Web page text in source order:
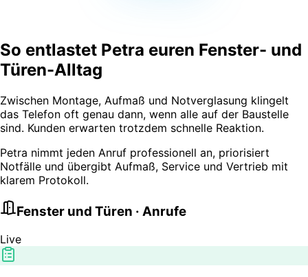
So entlastet Petra euren Fenster- und
Türen-Alltag
Zwischen Montage, Aufmaß und Notverglasung klingelt
das Telefon oft genau dann, wenn alle auf der Baustelle
sind. Kunden erwarten trotzdem schnelle Reaktion.
Petra nimmt jeden Anruf professionell an, priorisiert
Notfälle und übergibt Aufmaß, Service und Vertrieb mit
klarem Protokoll.
Fenster und Türen · Anrufe
Live